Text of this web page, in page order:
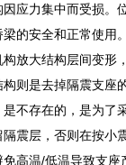
应力集中而受损
的安全和正常使用。
放大结构层间变形
则是去掉隔震支
不存在的，是为
震层，否则在按小
高温/低温导致支座